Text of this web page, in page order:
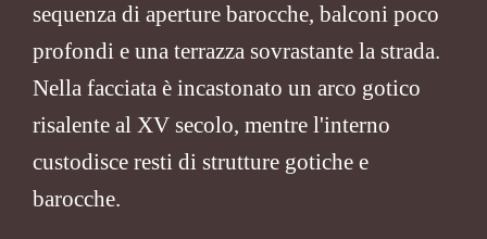
sequenza di aperture barocche, balconi poco
profondi e una terrazza sovrastante la strada.
Nella facciata è incastonato un arco gotico
risalente al XV secolo, mentre l'interno
custodisce resti di strutture gotiche e
barocche.